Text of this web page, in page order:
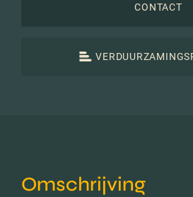
CONTACT
Omschrijving